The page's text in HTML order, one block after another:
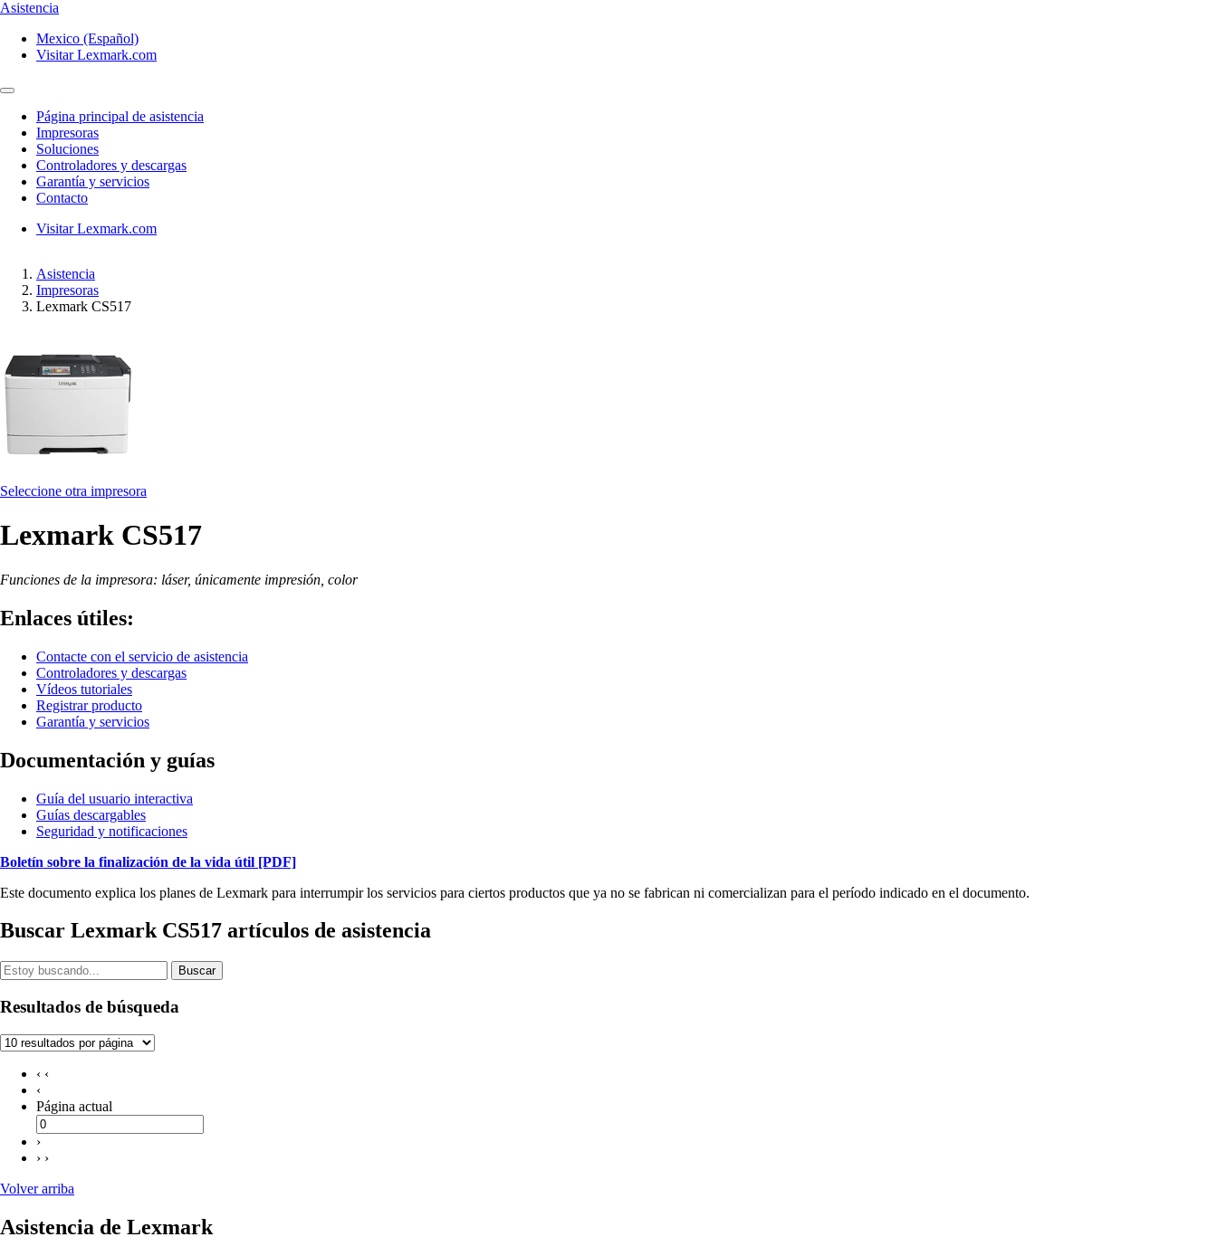
Asistencia
Mexico (Español)
Visitar Lexmark.com
Página principal de asistencia
Impresoras
Soluciones
Controladores y descargas
Garantía y servicios
Contacto
Visitar Lexmark.com
Asistencia
Impresoras
Lexmark CS517
Seleccione otra impresora
Lexmark CS517
Funciones de la impresora: láser, únicamente impresión, color
Enlaces útiles:
Contacte con el servicio de asistencia
Controladores y descargas
Vídeos tutoriales
Registrar producto
Garantía y servicios
Documentación y guías
Guía del usuario interactiva
Guías descargables
Seguridad y notificaciones
Boletín sobre la finalización de la vida útil [PDF]
Este documento explica los planes de Lexmark para interrumpir los servicios para ciertos productos que ya no se fabrican ni comercializan para el período indicado en el documento.
Buscar Lexmark CS517 artículos de asistencia
Buscar
Resultados de búsqueda
‹ ‹
‹
Página actual
›
› ›
Volver arriba
Asistencia de Lexmark